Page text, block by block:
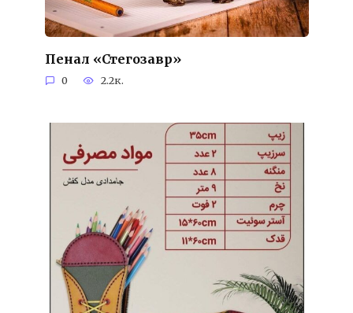
Пенал «Стегозавр»
0 2.2к.